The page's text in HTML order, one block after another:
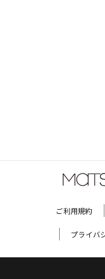
ご利用規約
プライバ